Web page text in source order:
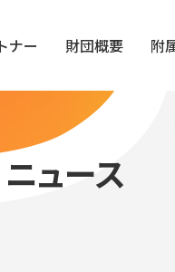
ナー 財団概要 附
ニュース